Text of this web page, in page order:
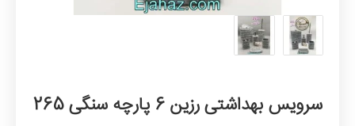
سرویس بهداشتی رزین 6 پارچه سنگی 265